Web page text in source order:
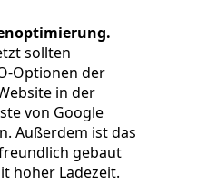
sollten
Optionen der
in der
von Google
Außerdem ist das
gebaut
hoher Ladezeit.